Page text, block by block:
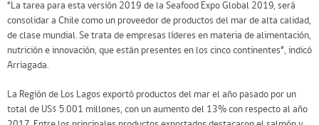
“La tarea para esta versión 2019 de la Seafood Expo Global 2019, será
consolidar a Chile como un proveedor de productos del mar de alta calidad,
de clase mundial. Se trata de empresas líderes en materia de alimentación,
nutrición e innovación, que están presentes en los cinco continentes”, indicó
Arriagada.
La Región de Los Lagos exportó productos del mar el año pasado por un
total de US$ 5.001 millones, con un aumento del 13% con respecto al año